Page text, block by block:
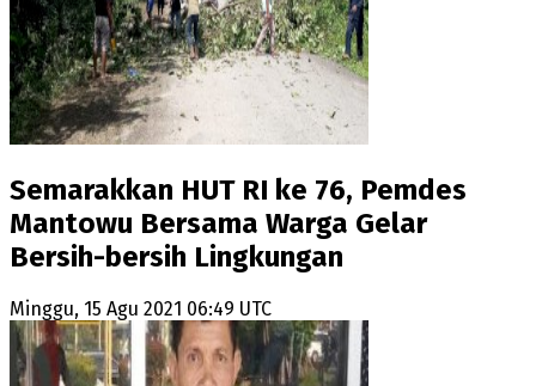
Semarakkan HUT RI ke 76, Pemdes
Mantowu Bersama Warga Gelar
Bersih-bersih Lingkungan
Minggu, 15 Agu 2021 06:49 UTC